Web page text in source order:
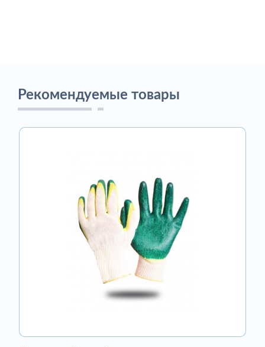
Рекомендуемые товары